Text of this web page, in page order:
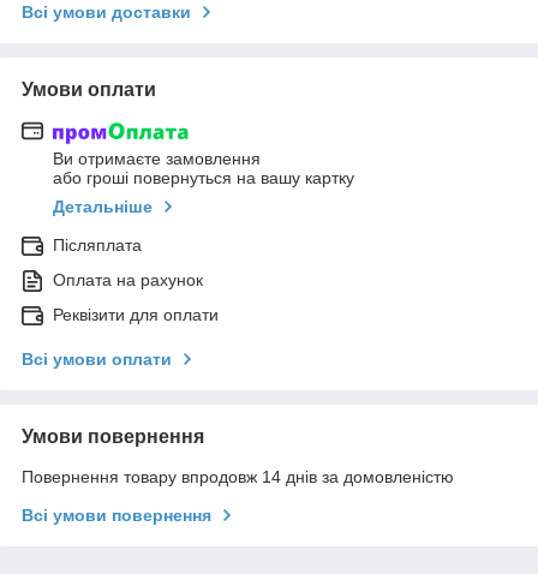
Всі умови доставки
Умови оплати
Ви отримаєте замовлення
або гроші повернуться на вашу картку
Детальніше
Післяплата
Оплата на рахунок
Реквізити для оплати
Всі умови оплати
Умови повернення
Повернення товару впродовж 14 днів за домовленістю
Всі умови повернення